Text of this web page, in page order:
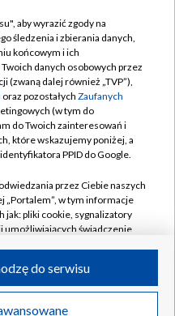
TVP
TVP
TVP
NOS
Akcyjna w likwidacji
aby wyrazić zgody na
śledzenia i zbierania danych,
końcowym i ich
danych osobowych przez
(zwaną dalej również „TVP”),
oraz pozostałych Zaufanych
(w tym do
do Twoich zainteresowań i
które wskazujemy poniżej, a
PPID do Google.
przez Ciebie naszych
„Portalem”, w tym informacje
jak: pliki cookie, sygnalizatory
umożliwiających świadczenie
przez Ciebie
do serwisu